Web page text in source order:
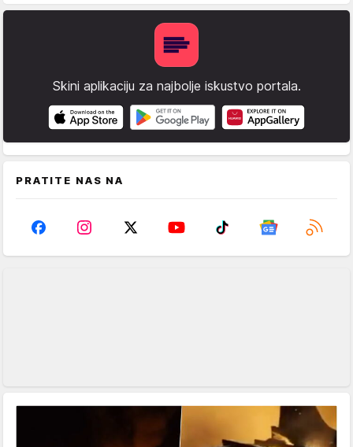
Skini aplikaciju za najbolje iskustvo portala.
PRATITE NAS NA